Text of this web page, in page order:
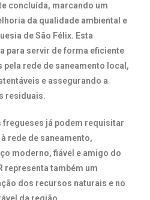
concluída, marcando um
da qualidade ambiental e
deSão Félix. Esta
para servir deforma eficiente
pela rede de saneamento local,
e assegurando a
residuais.
fregueses já podem requisitar
à rede de saneamento,
moderno,fiável e amigo do
representatambém um
dos recursos naturais e no